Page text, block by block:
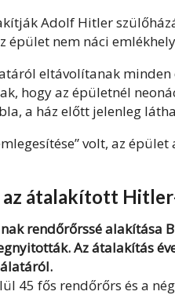
Adolf Hitler
épület nem náci
eltávolítanak
hogy az épületnél
a ház előtt jelenleg
volt, az
átalakított
rendőrőrssé alakítása
Az átalakítás
45 fős rendőrőrs és a